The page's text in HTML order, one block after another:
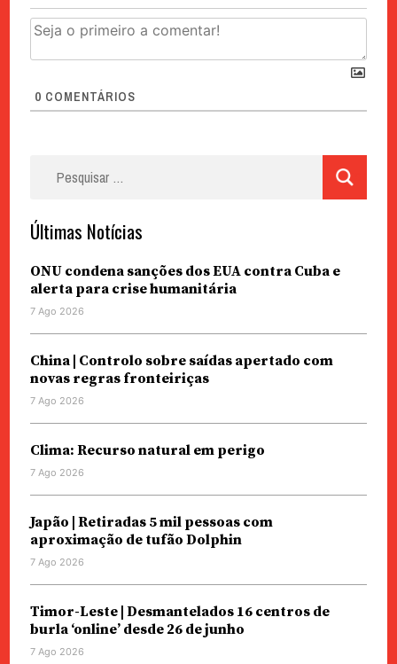
0 COMENTÁRIOS
Últimas Notícias
ONU condena sanções dos EUA contra Cuba e
alerta para crise humanitária
7 Ago 2026
China | Controlo sobre saídas apertado com
novas regras fronteiriças
7 Ago 2026
Clima: Recurso natural em perigo
7 Ago 2026
Japão | Retiradas 5 mil pessoas com
aproximação de tufão Dolphin
7 Ago 2026
Timor-Leste | Desmantelados 16 centros de
burla ‘online’ desde 26 de junho
7 Ago 2026